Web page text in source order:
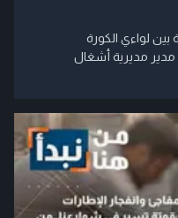
لواءي الكورة
مدير مديرية أشغال